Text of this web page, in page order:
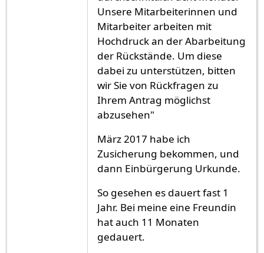
Unsere Mitarbeiterinnen und
Mitarbeiter arbeiten mit
Hochdruck an der Abarbeitung
der Rückstände. Um diese
dabei zu unterstützen, bitten
wir Sie von Rückfragen zu
Ihrem Antrag möglichst
abzusehen"
März 2017 habe ich
Zusicherung bekommen, und
dann Einbürgerung Urkunde.
So gesehen es dauert fast 1
Jahr. Bei meine eine Freundin
hat auch 11 Monaten
gedauert.